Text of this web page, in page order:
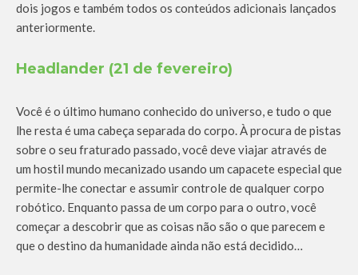
dois jogos e também todos os conteúdos adicionais lançados
anteriormente.
Headlander (21 de fevereiro)
Você é o último humano conhecido do universo, e tudo o que
lhe resta é uma cabeça separada do corpo. À procura de pistas
sobre o seu fraturado passado, você deve viajar através de
um hostil mundo mecanizado usando um capacete especial que
permite-lhe conectar e assumir controle de qualquer corpo
robótico. Enquanto passa de um corpo para o outro, você
começar a descobrir que as coisas não são o que parecem e
que o destino da humanidade ainda não está decidido…